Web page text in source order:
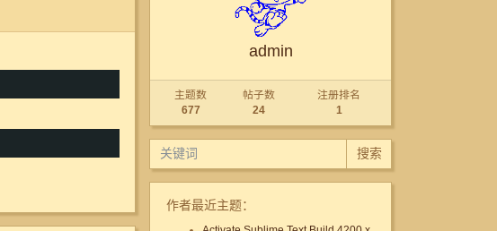
admin
主题数
677
帖子数
24
注册排名
1
搜索
作者最近主题：